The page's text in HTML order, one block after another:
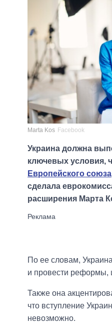
Marta Kos Facebook
Украина должна
ключевых условия,
Европейского союза
сделала
расширения Марта
По ее словам,
и провести реформы,
Также она
что вступление
невозможно.